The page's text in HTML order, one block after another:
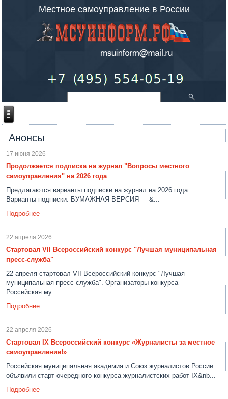
Местное самоуправление в России
Анонсы
17 июня 2026
Продолжается подписка на журнал "Вопросы местного
самоуправления" на 2026 года
Предлагаются варианты подписки на журнал на 2026 года.
Варианты подписки: БУМАЖНАЯ ВЕРСИЯ &...
Подробнее
22 апреля 2026
Стартовал VII Всероссийский конкурс "Лучшая муниципальная
пресс-служба"
22 апреля стартовал VII Всероссийский конкурс "Лучшая
муниципальная пресс-служба". Организаторы конкурса –
Российская му...
Подробнее
22 апреля 2026
Стартовал IX Всероссийский конкурс «Журналисты за местное
самоуправление!»
Российская муниципальная академия и Союз журналистов России
объявили старт очередного конкурса журналистских работ IX&nb...
Подробнее